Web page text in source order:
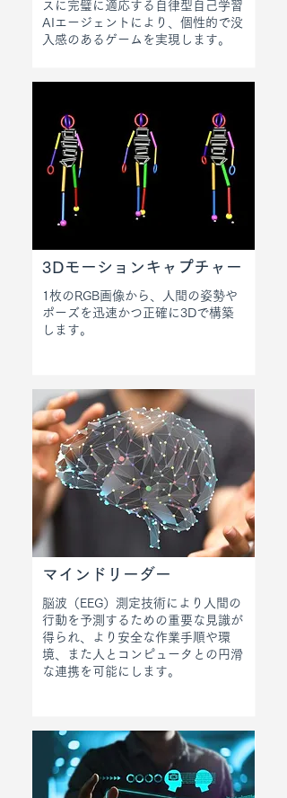
スに完璧に適応する自律型自己学習
AIエージェントにより、個性的で没
入感のあるゲームを実現します。
3Dモーションキャプチャー
1枚のRGB画像から、人間の姿勢や
ポーズを迅速かつ正確に3Dで構築
します。
マインドリーダー
脳波（EEG）測定技術により人間の
行動を予測するための重要な見識が
得られ、より安全な作業手順や環
境、また人とコンピュータとの円滑
な連携を可能にします。